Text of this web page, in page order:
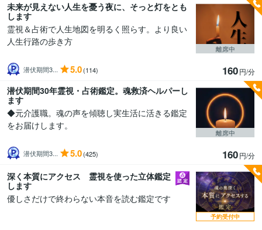
未来が見えない人生を憂う夜に、そっと灯をとも
します
霊視＆占術で人生地図を明るく照らす。より良い
人生行路の歩き方
潜伏期間3... 5.0(114) 160円/分
離席中
潜伏期間30年霊視・占術鑑定。魂救済ヘルパーし
ます
◆元介護職。魂の声を傾聴し実生活に活きる鑑定
をお届けします。
潜伏期間3... 5.0(425) 160円/分
離席中
深く本質にアクセス 霊視を使った立体鑑定
します
優しさだけで終わらない本音を読む鑑定です
予約受付中